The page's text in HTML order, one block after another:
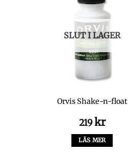
SLUT I LAGER
Orvis Shake-n-float
219kr
LÄS MER